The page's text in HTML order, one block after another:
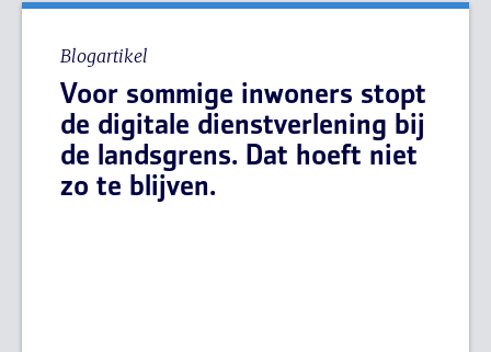
Blogartikel
Voor sommige inwoners stopt
de digitale dienstverlening bij
de landsgrens. Dat hoeft niet
zo te blijven.